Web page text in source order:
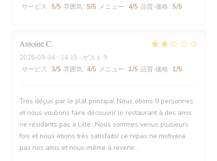
サービス : 5/5 雰囲気 : 5/5 メニュー : 4/5 品質-価格 : 5/5
AntoineC
2025-09-04 - 14:15 - ゲスト 9
サービス : 3/5 雰囲気 : 4/5 メニュー : 1/5 品質-価格 : 1/5
Très déçus par le plat principal Nous étions 9 personnes
et nous voulions faire découvrir le restaurant à des amis
ne résidants pas à Lille...Nous sommes venus plusieurs
fois et nous étions très satisfaits! ce repas ne motivera
pas nos amis et nous-même à revenir...